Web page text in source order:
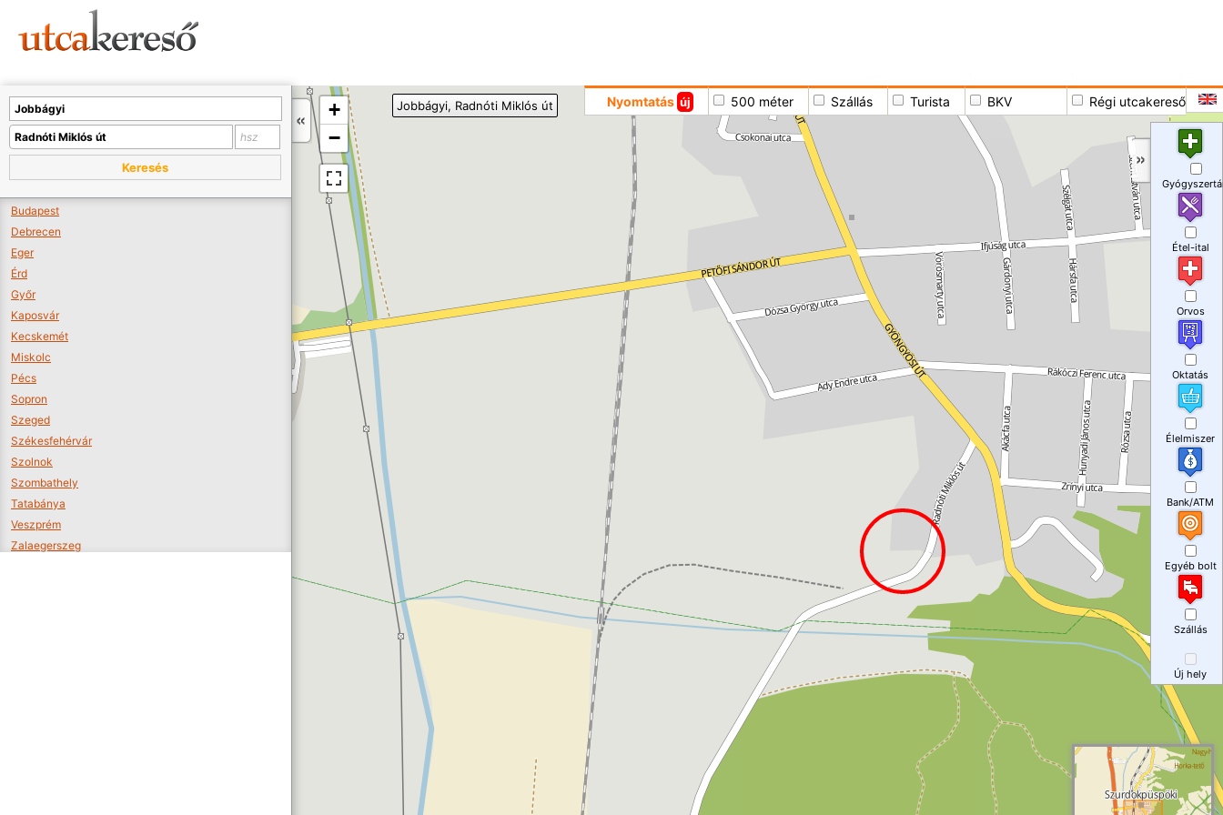
+
−
Nyomtatás új 500 méter Szállás Turista BKV Régi utcakereső
Jobbágyi, Radnóti Miklós út
Keresés
Budapest
Debrecen
Eger
Érd
Győr
Kaposvár
Kecskemét
Miskolc
Pécs
Sopron
Szeged
Székesfehérvár
Szolnok
Szombathely
Tatabánya
Veszprém
Zalaegerszeg
Étel-ital
Orvos
Oktatás
Élelmiszer
Bank/ATM
Egyéb bolt
Szállás
Új hely
A térképet kicsinyíteni kell, hogy látszódjanak a boltok.
Boltok látszódjanak >>